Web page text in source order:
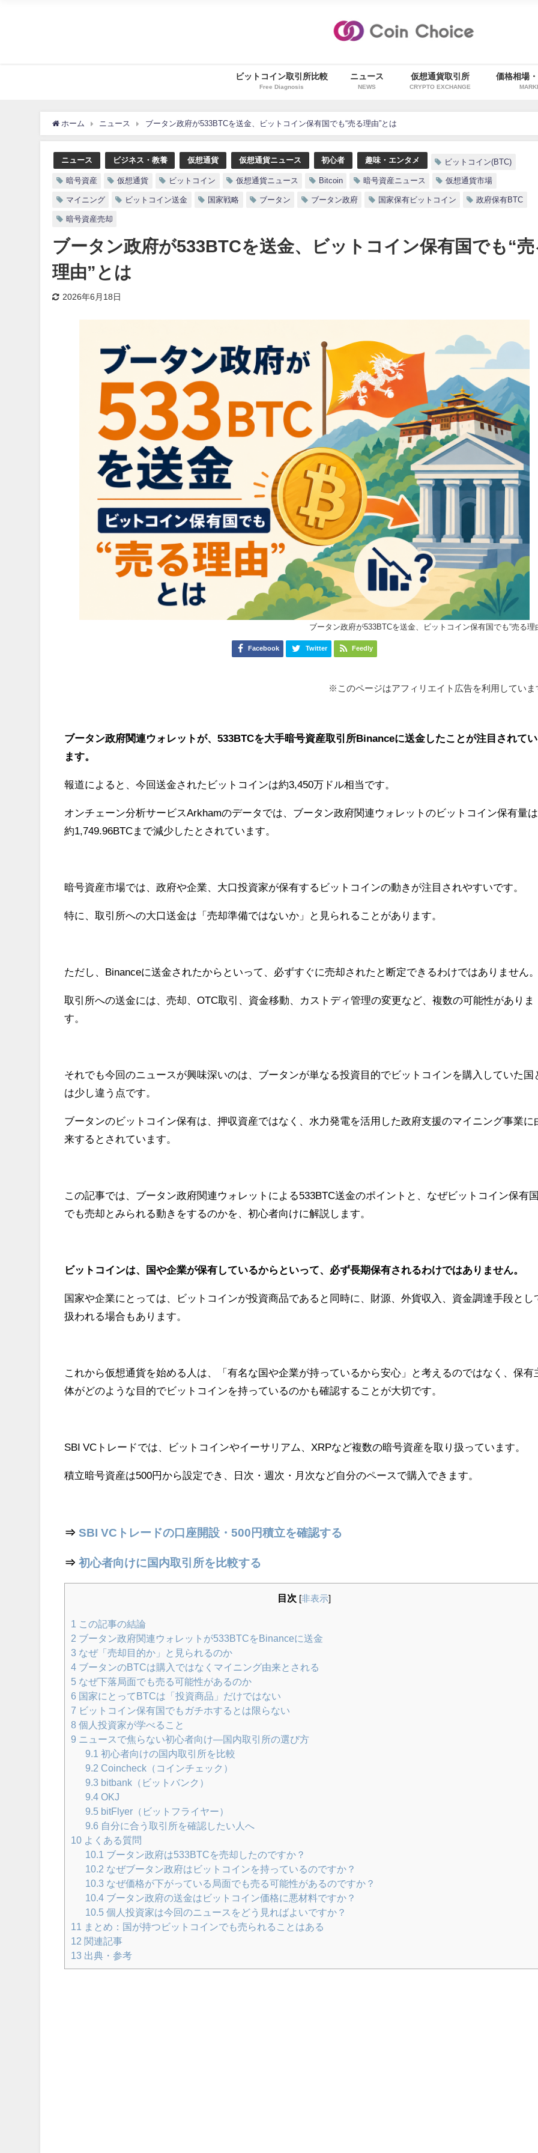
ビットコイン取引所比較
Free Diagnosis
ニュース
NEWS
仮想通貨取引所
CRYPTO EXCHANGE
価格相場
ホーム ニュース ブータン政府が533BTCを送金、ビットコイン保有国でも“売る理由”とは
ニュース ビジネス・教養 仮想通貨 仮想通貨ニュース 初心者 趣味・エンタメ ビットコイン(BTC)
暗号資産 仮想通貨 ビットコイン 仮想通貨ニュース Bitcoin 暗号資産ニュース 仮想通貨市場
マイニング ビットコイン送金 国家戦略 ブータン ブータン政府 国家保有ビットコイン 政府保有BTC
暗号資産売却
ブータン政府が533BTCを送金、ビットコイン保有国でも“
理由”とは
2026年6月18日
ブータン政府が533BTCを送金、ビットコイン保有国でも“売る理
Facebook Twitter Feedly
※このページはアフィリエイト広告を利用していま
ブータン政府関連ウォレットが、533BTCを大手暗号資産取引所Binanceに送金したことが注目されてい
ます。
報道によると、今回送金されたビットコインは約3,450万ドル相当です。
オンチェーン分析サービスArkhamのデータでは、ブータン政府関連ウォレットのビットコイン保有量は
約1,749.96BTCまで減少したとされています。
暗号資産市場では、政府や企業、大口投資家が保有するビットコインの動きが注目されやすいです。
特に、取引所への大口送金は「売却準備ではないか」と見られることがあります。
ただし、Binanceに送金されたからといって、必ずすぐに売却されたと断定できるわけではありません
取引所への送金には、売却、OTC取引、資金移動、カストディ管理の変更など、複数の可能性がありま
す。
それでも今回のニュースが興味深いのは、ブータンが単なる投資目的でビットコインを購入していた国
は少し違う点です。
ブータンのビットコイン保有は、押収資産ではなく、水力発電を活用した政府支援のマイニング事業に
来するとされています。
この記事では、ブータン政府関連ウォレットによる533BTC送金のポイントと、なぜビットコイン保有
でも売却とみられる動きをするのかを、初心者向けに解説します。
ビットコインは、国や企業が保有しているからといって、必ず長期保有されるわけではありません。
国家や企業にとっては、ビットコインが投資商品であると同時に、財源、外貨収入、資金調達手段とし
扱われる場合もあります。
これから仮想通貨を始める人は、「有名な国や企業が持っているから安心」と考えるのではなく、保有
体がどのような目的でビットコインを持っているのかも確認することが大切です。
SBI VCトレードでは、ビットコインやイーサリアム、XRPなど複数の暗号資産を取り扱っています。
積立暗号資産は500円から設定でき、日次・週次・月次など自分のペースで購入できます。
⇒SBI VCトレードの口座開設・500円積立を確認する
⇒初心者向けに国内取引所を比較する
目次 [非表示]
1
この記事の結論
2 ブータン政府関連ウォレットが533BTCをBinanceに送金
3 なぜ「売却目的か」と見られるのか
4 ブータンのBTCは購入ではなくマイニング由来とされる
5 なぜ下落局面でも売る可能性があるのか
6 国家にとってBTCは「投資商品」だけではない
7 ビットコイン保有国でもガチホするとは限らない
8 個人投資家が学べること
9 ニュースで焦らない初心者向け―国内取引所の選び方
9.1 初心者向けの国内取引所を比較
9.2 Coincheck（コインチェック）
9.3 bitbank（ビットバンク）
9.4 OKJ
9.5 bitFlyer（ビットフライヤー）
9.6 自分に合う取引所を確認したい人へ
10 よくある質問
10.1
ブータン政府は533BTCを売却したのですか？
10.2 なぜブータン政府はビットコインを持っているのですか？
10.3 なぜ価格が下がっている局面でも売る可能性があるのですか？
10.4 ブータン政府の送金はビットコイン価格に悪材料ですか？
10.5 個人投資家は今回のニュースをどう見ればよいですか？
11
まとめ：国が持つビットコインでも売られることはある
12 関連記事
13 出典・参考